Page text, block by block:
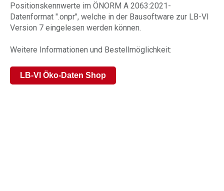
Positionskennwerte im ÖNORM A 2063:2021-
Datenformat ".onpr", welche in der Bausoftware zur LB-VI
Version 7 eingelesen werden können.
Weitere Informationen und Bestellmöglichkeit:
LB-VI Öko-Daten Shop